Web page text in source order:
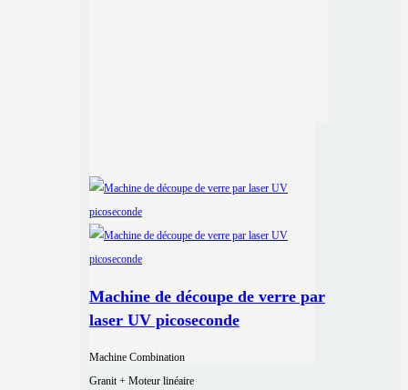
Machine de découpe de verre par
laser UV picoseconde
Machine Combination
Granit + Moteur linéaire